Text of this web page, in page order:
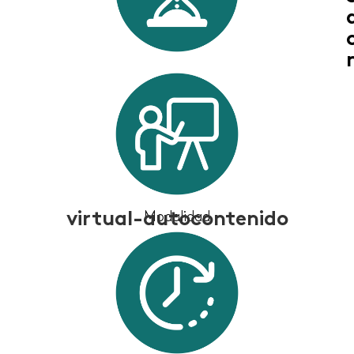
Modalidad
virtual-autocontenido